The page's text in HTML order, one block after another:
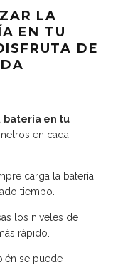
LA
EN TU
DE
batería en tu
en cada
carga la batería
tiempo.
los niveles de
rápido.
se puede